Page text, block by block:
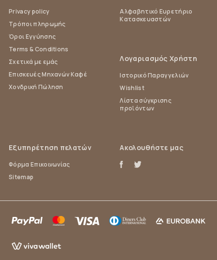
Privacy policy
Τρόποι πληρωμής
Όροι Εγγύησης
Terms & Conditions
Σχετικά με εμάς
Επισκευές Μηχανών Καφέ
Χονδρική Πώληση
Εξυπηρέτηση πελατών
Φόρμα Επικοινωνίας
Sitemap
Αλφαβητικό Ευρετήριο
Κατασκευαστών
Λογαριασμός Χρήστη
Ιστορικό Παραγγελιών
Wishlist
Λίστα σύγκρισης
προϊόντων
Ακολουθήστε μας